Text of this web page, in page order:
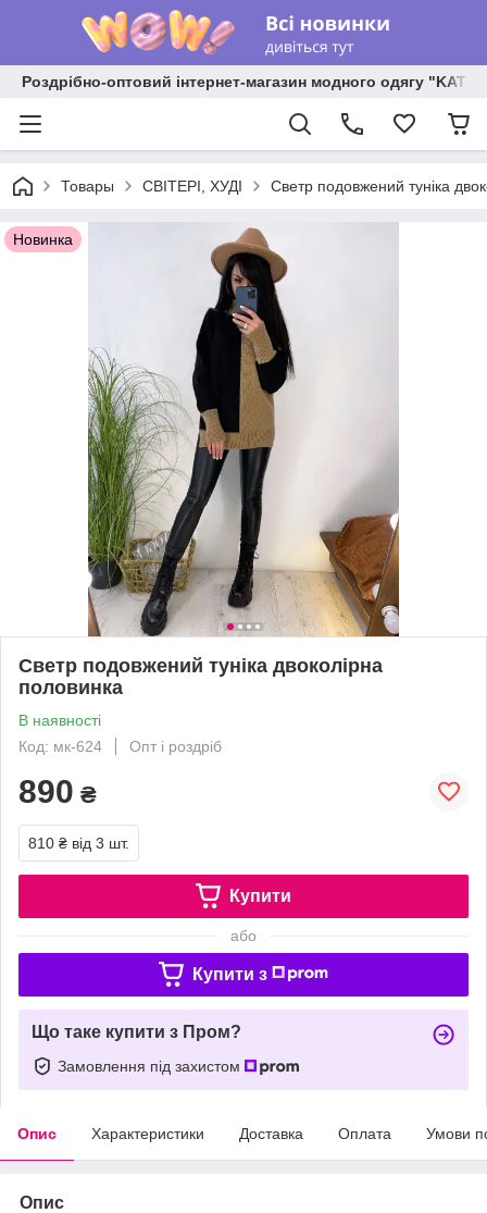
Роздрібно-оптовий інтернет-магазин модного одягу
Товары СВІТЕРІ, ХУДІ Светр подовжений туніка
Новинка
Светр подовжений туніка двоколірна
половинка
В наявності
Код: мк-624
Опт і роздріб
890 ₴
810 ₴ від 3 шт.
Купити
або
Купити з
Що таке купити з Пром?
Замовлення під захистом
Опис Характеристики Доставка Оплата Умови
Опис